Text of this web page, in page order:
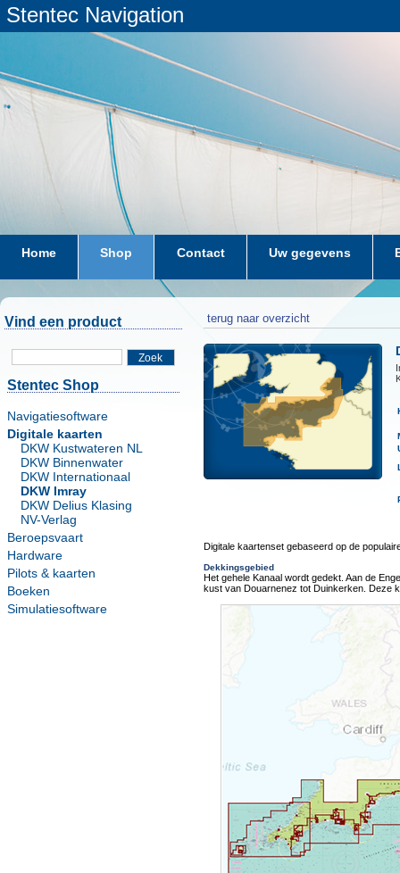
Stentec Navigation
Home Shop Contact Uw gegevens
Vind een product
Zoek
Stentec Shop
Navigatiesoftware
Digitale kaarten
DKW Kustwateren NL
DKW Binnenwater
DKW Internationaal
DKW Imray
DKW Delius Klasing
NV-Verlag
Beroepsvaart
Hardware
Pilots & kaarten
Boeken
Simulatiesoftware
terug naar overzicht
Digitale kaartenset gebaseerd op de
Dekkingsgebied
Het gehele Kanaal wordt gedekt. Aan de
kust van Douarnenez tot Duinkerken. Deze